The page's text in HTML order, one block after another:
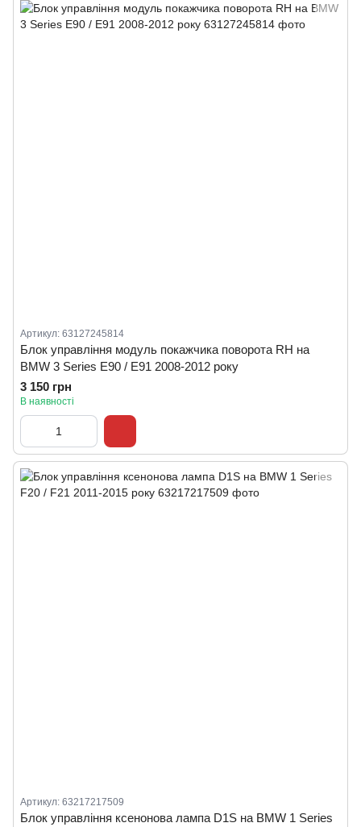
Артикул: 63127245814
Блок управління модуль покажчика поворота RH на
BMW 3 Series E90 / E91 2008-2012 року
3 150 грн
В наявності
Артикул: 63217217509
Блок управління ксенонова лампа D1S на BMW 1 Series